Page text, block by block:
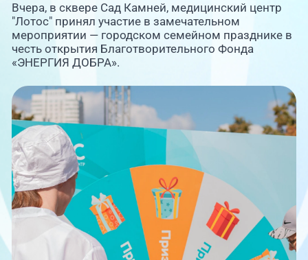
Адреса клиник
О клинике
Блог врачей
Новости
Пациентам
PreventAGE
+7 (351) 220-00-03
Единая справочная служба,
запись на прием
+7 (351) 220-03-03
Центр амбулаторной
онкологической помощи
+7 (7142) 927-003
Справочный телефон для
жителей Казахстана
Вчера, в сквере Сад Камней, медицинский центр
"Лотос" принял участие в замечательном
мероприятии — городском семейном празднике в
честь открытия Благотворительного Фонда
«ЭНЕРГИЯ ДОБРА».